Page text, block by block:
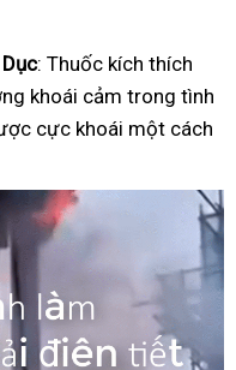
: Thuốc kích thích
khoái cảm trong tình
cực khoái một cách